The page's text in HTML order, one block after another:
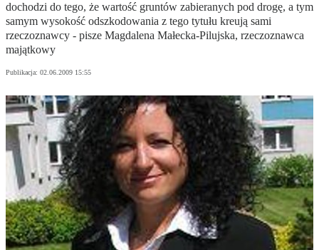
dochodzi do tego, że wartość gruntów zabieranych pod drogę, a tym
samym wysokość odszkodowania z tego tytułu kreują sami
rzeczoznawcy - pisze Magdalena Małecka-Pilujska, rzeczoznawca
majątkowy
Publikacja: 02.06.2009 15:55